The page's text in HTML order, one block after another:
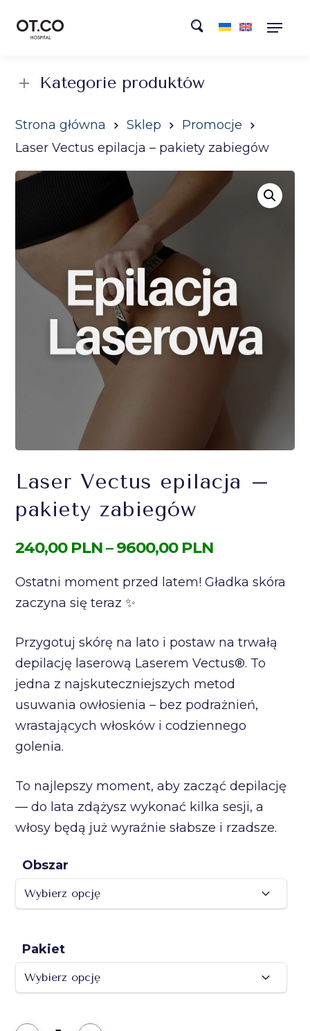
Kategorie produktów
Strona główna Sklep
Promocje
Laser Vectus epilacja – pakiety zabiegów
Laser Vectus epilacja –
pakiety zabiegów
240,00 PLN–9600,00 PLNZakres
od
9600,00 PLN
Ostatni moment przed latem! Gładka skóra
zaczyna się teraz ✨
Przygotuj skórę na lato i postaw na trwałą
depilację laserową Laserem Vectus®. To
jedna z najskuteczniejszych metod
usuwania owłosienia – bez podrażnień,
wrastających włosków i codziennego
golenia.
To najlepszy moment, aby zacząć depilację
— do lata zdążysz wykonać kilka sesji, a
włosy będą już wyraźnie słabsze i rzadsze.
Obszar
Pakiet